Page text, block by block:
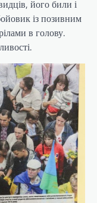
його били і
із позивним
в голову.